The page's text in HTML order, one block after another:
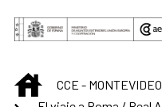
Skip to Main Content
INICIOCCE - MONTEVIDEO